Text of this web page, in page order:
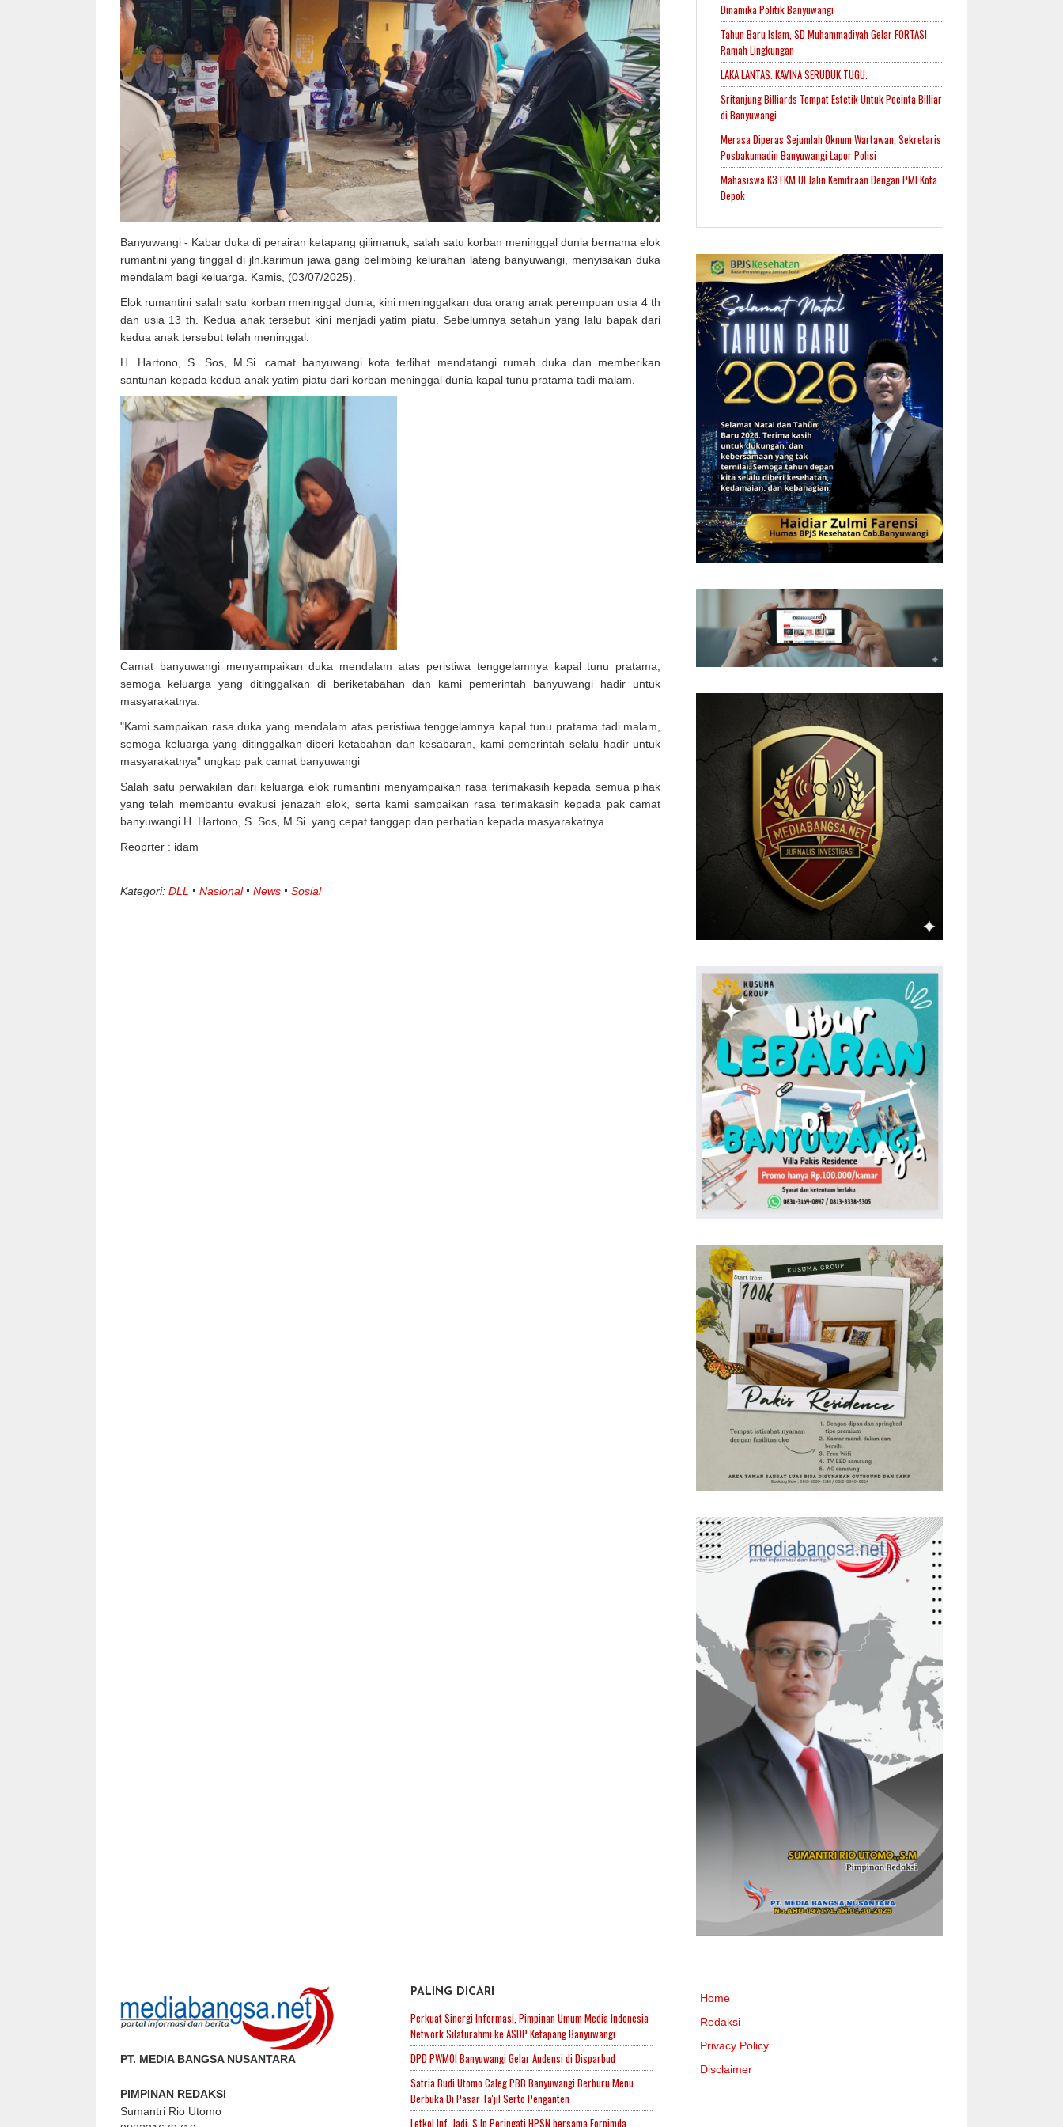
Banyuwangi - Kabar duka di perairan ketapang gilimanuk, salah satu korban meninggal dunia bernama elok
rumantini yang tinggal di jln.karimun jawa gang belimbing kelurahan lateng banyuwangi, menyisakan duka
mendalam bagi keluarga. Kamis, (03/07/2025).
Elok rumantini salah satu korban meninggal dunia, kini meninggalkan dua orang anak perempuan usia 4 th
dan usia 13 th. Kedua anak tersebut kini menjadi yatim piatu. Sebelumnya setahun yang lalu bapak dari
kedua anak tersebut telah meninggal.
H. Hartono, S. Sos, M.Si. camat banyuwangi kota terlihat mendatangi rumah duka dan memberikan
santunan kepada kedua anak yatim piatu dari korban meninggal dunia kapal tunu pratama tadi malam.
Camat banyuwangi menyampaikan duka mendalam atas peristiwa tenggelamnya kapal tunu pratama,
semoga keluarga yang ditinggalkan di beriketabahan dan kami pemerintah banyuwangi hadir untuk
masyarakatnya.
"Kami sampaikan rasa duka yang mendalam atas peristiwa tenggelamnya kapal tunu pratama tadi malam,
semoga keluarga yang ditinggalkan diberi ketabahan dan kesabaran, kami pemerintah selalu hadir untuk
masyarakatnya" ungkap pak camat banyuwangi
Salah satu perwakilan dari keluarga elok rumantini menyampaikan rasa terimakasih kepada semua pihak
yang telah membantu evakusi jenazah elok, serta kami sampaikan rasa terimakasih kepada pak camat
banyuwangi H. Hartono, S. Sos, M.Si. yang cepat tanggap dan perhatian kepada masyarakatnya.
Reoprter : idam
Kategori: DLL Nasional News Sosial
Dinamika Politik Banyuwangi
Tahun Baru Islam, SD Muhammadiyah Gelar FORTASI
Ramah Lingkungan
LAKA LANTAS. KAVINA SERUDUK TUGU.
Sritanjung Billiards Tempat Estetik Untuk Pecinta Billiar
di Banyuwangi
Merasa Diperas Sejumlah Oknum Wartawan, Sekretaris
Posbakumadin Banyuwangi Lapor Polisi
Mahasiswa K3 FKM UI Jalin Kemitraan Dengan PMI Kota
Depok
PT. MEDIA BANGSA NUSANTARA
PIMPINAN REDAKSI
Sumantri Rio Utomo
PALING DICARI
Perkuat Sinergi Informasi, Pimpinan Umum Media Indonesia
Network Silaturahmi ke ASDP Ketapang Banyuwangi
DPD PWMOI Banyuwangi Gelar Audensi di Disparbud
Satria Budi Utomo Caleg PBB Banyuwangi Berburu Menu
Berbuka Di Pasar Ta'jil Serto Penganten
Letkol Inf. Jadi. S.Ip Peringati HPSN bersama Forpimda
Home
Redaksi
Privacy Policy
Disclaimer